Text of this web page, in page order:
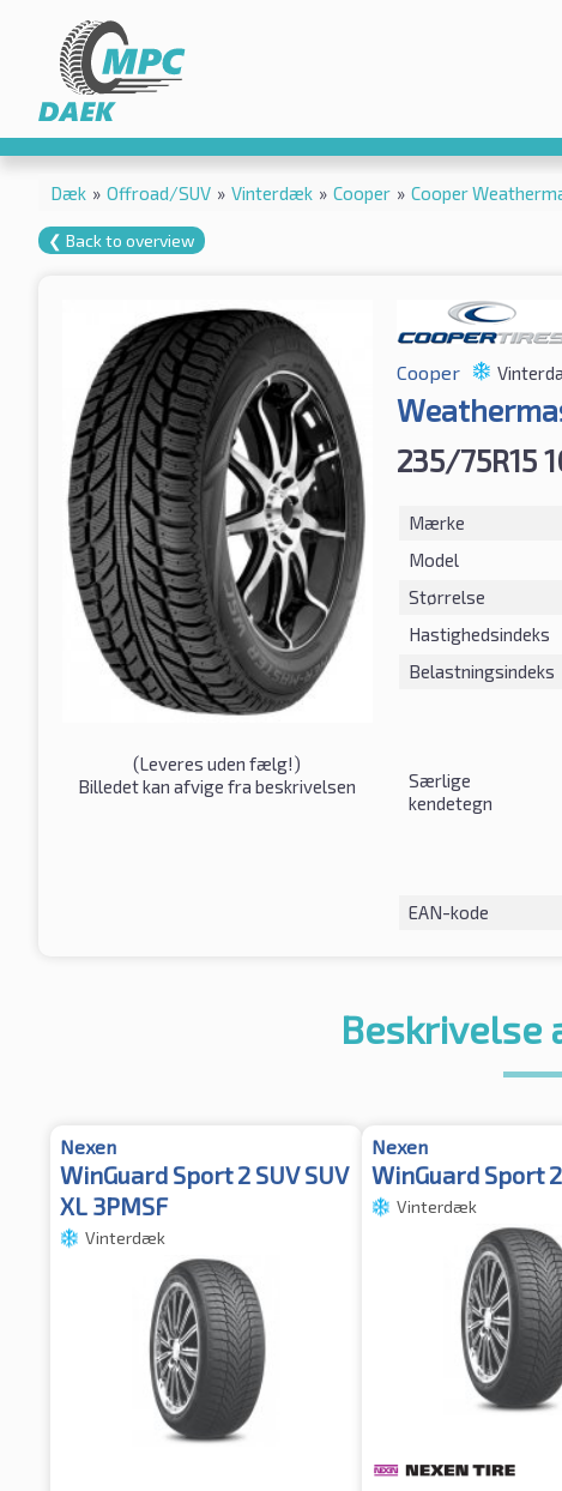
Dæk » Offroad/SUV » Vinterdæk » Cooper » Cooper
❮ Back to overview
(Leveres uden fælg!)
Billedet kan afvige fra beskrivelsen
Cooper
235/75R15
Mærke
Model
Størrelse
Hastighedsindeks
Belastningsindeks
Særlige
kendetegn
EAN-kode
Beskrivelse
Nexen
WinGuard Sport 2 SUV SUV
XL 3PMSF
Vinterdæk
Nexen
WinGuard Sport
Vinterdæk